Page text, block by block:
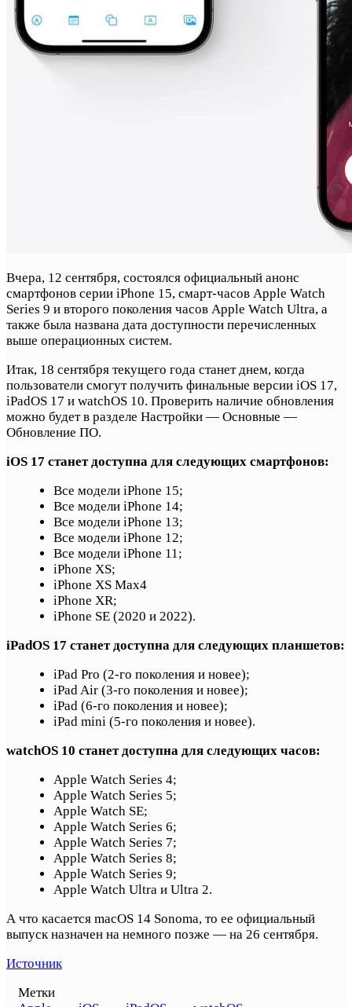
Вчера, 12 сентября, состоялся официальный анонс
смартфонов серии iPhone 15, смарт-часов Apple Watch
Series 9 и второго поколения часов Apple Watch Ultra, а
также была названа дата доступности перечисленных
выше операционных систем.
Итак, 18 сентября текущего года станет днем, когда
пользователи смогут получить финальные версии iOS 17,
iPadOS 17 и watchOS 10. Проверить наличие обновления
можно будет в разделе Настройки — Основные —
Обновление ПО.
iOS 17 станет доступна для следующих смартфонов:
Все модели iPhone 15;
Все модели iPhone 14;
Все модели iPhone 13;
Все модели iPhone 12;
Все модели iPhone 11;
iPhone XS;
iPhone XS Max4
iPhone XR;
iPhone SE (2020 и 2022).
iPadOS 17 станет доступна для следующих планшетов:
iPad Pro (2-го поколения и новее);
iPad Air (3-го поколения и новее);
iPad (6-го поколения и новее);
iPad mini (5-го поколения и новее).
watchOS 10 станет доступна для следующих часов:
Apple Watch Series 4;
Apple Watch Series 5;
Apple Watch SE;
Apple Watch Series 6;
Apple Watch Series 7;
Apple Watch Series 8;
Apple Watch Series 9;
Apple Watch Ultra и Ultra 2.
А что касается macOS 14 Sonoma, то ее официальный
выпуск назначен на немного позже — на 26 сентября.
Источник
Метки